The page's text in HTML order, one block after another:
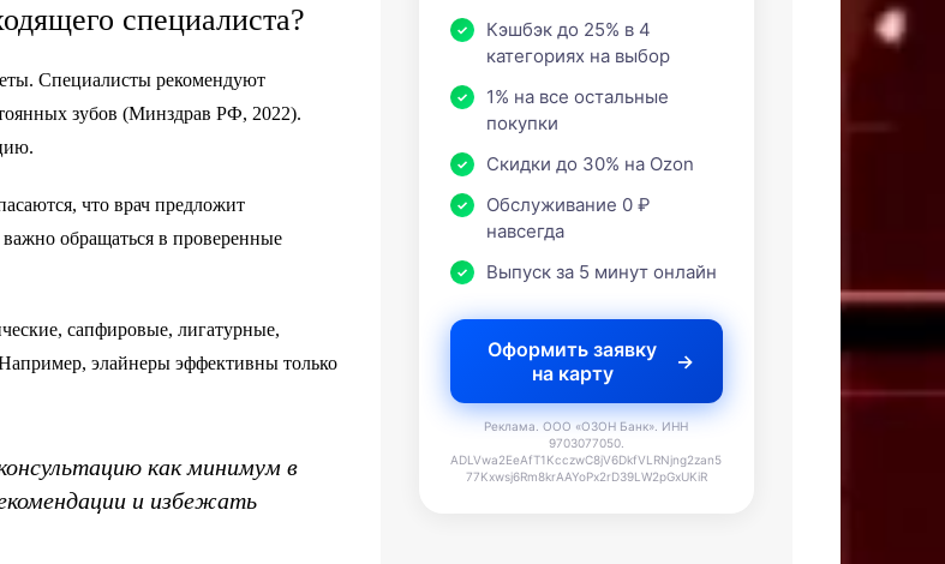
специалиста?
Специалисты рекомендуют
зубов (Минздрав РФ, 2022).
что врач предложит
обращаться в проверенные
сапфировые, лигатурные,
элайнеры эффективны только
как минимум в
и избежать
Кэшбэк до 25% в 4
категориях на выбор
1% на все остальные
покупки
Скидки до 30% на Ozon
Обслуживание 0 ₽
навсегда
Выпуск за 5 минут онлайн
Оформить заявку
на карту
Реклама. ООО «ОЗОН Банк». ИНН
9703077050.
ADLVwa2EeAfT1KcczwC8jV6DkfVLRNjng2zan5
77Kxwsj6Rm8krAAYoPx2rD39LW2pGxUKiR